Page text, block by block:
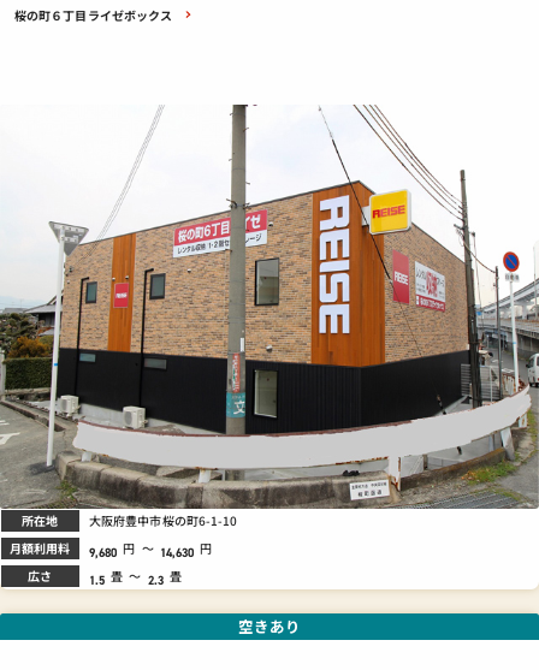
桜の町６丁目ライゼボックス
所在地 大阪府豊中市桜の町6-1-10
月額利用料 9,680 円 ～ 14,630 円
広さ 1.5 畳 ～ 2.3 畳
空きあり